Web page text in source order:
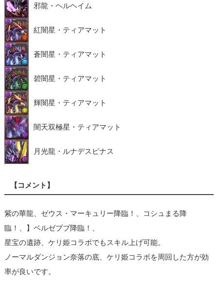
邪龍・ヘルヘイム
紅闇星・ティアマット
蒼闇星・ティアマット
碧闇星・ティアマット
輝闇星・ティアマット
闇天双極星・ティアマット
月光龍・ルナデスピナス
【コメント】
紫の華龍、ゼウス・マーキュリー降臨！、コシュまる降
臨！、】ベルゼブブ降臨！、
星宝の遺跡、ケリ姫コラボでもスキル上げ可能。
ノーマルダンジョン奈落の底、ケリ姫コラボを周回した方が効
率が良いです。